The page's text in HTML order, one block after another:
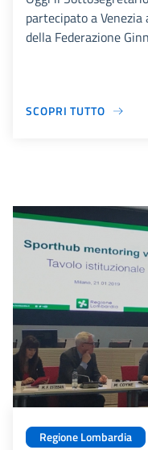
partecipato a
della Federazione
SCOPRI TUTTO
Regione Lombardia